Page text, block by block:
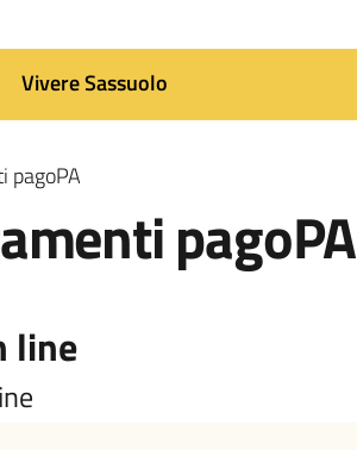
Vivere Sassuolo
pagoPA
pagoPA
line